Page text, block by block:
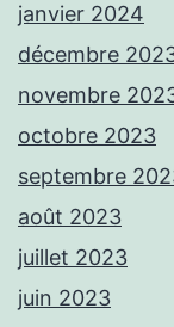
janvier 2024
décembre
novembre
octobre 2023
septembre
août 2023
juillet 2023
juin 2023